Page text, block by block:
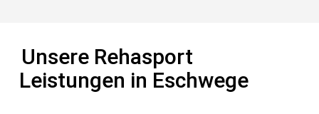
Unsere Rehasport
Leistungen in Eschwege